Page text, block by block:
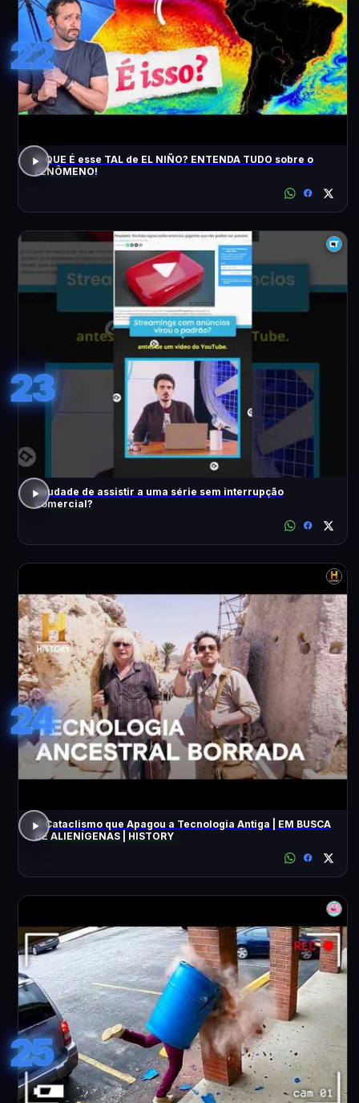
22
O QUE É esse TAL de EL NIÑO? ENTENDA TUDO sobre o
FENÔMENO!
23
Saudade de assistir a uma série sem interrupção
comercial?
24
O Cataclismo que Apagou a Tecnologia Antiga | EM BUSCA
DE ALIENÍGENAS | HISTORY
25